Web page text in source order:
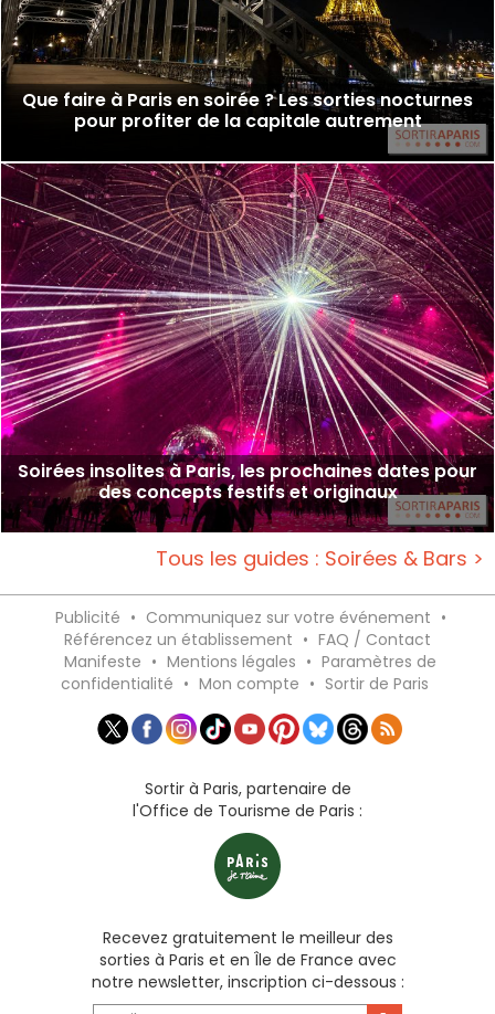
Que faire à Paris en soirée ? Les sorties nocturnes
pour profiter de la capitale autrement
Soirées insolites à Paris, les prochaines dates pour
des concepts festifs et originaux
Tous les guides : Soirées & Bars >
Publicité • Communiquez sur votre événement •
Référencez un établissement • FAQ / Contact
Manifeste • Mentions légales • Paramètres de
confidentialité • Mon compte • Sortir de Paris
Sortir à Paris, partenaire de
l'Office de Tourisme de Paris :
Recevez gratuitement le meilleur des
sorties à Paris et en Île de France avec
notre newsletter, inscription ci-dessous :